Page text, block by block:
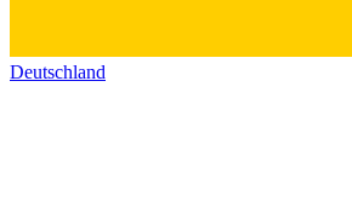
Deutschland